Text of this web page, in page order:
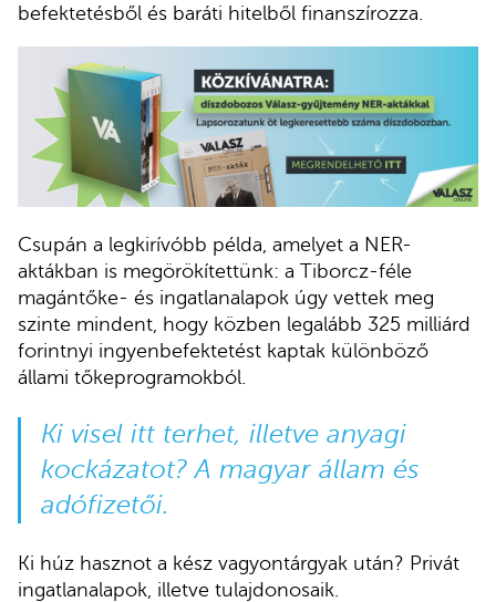
befektetésből és baráti hitelből finanszírozza.
Csupán a legkirívóbb példa, amelyet a NER-
aktákban is megörökítettünk: a Tiborcz-féle
magántőke- és ingatlanalapok úgy vettek meg
szinte mindent, hogy közben legalább 325 milliárd
forintnyi ingyenbefektetést kaptak különböző
állami tőkeprogramokból.
Ki visel itt terhet, illetve anyagi
kockázatot? A magyar állam és
adófizetői.
Ki húz hasznot a kész vagyontárgyak után? Privát
ingatlanalapok, illetve tulajdonosaik.